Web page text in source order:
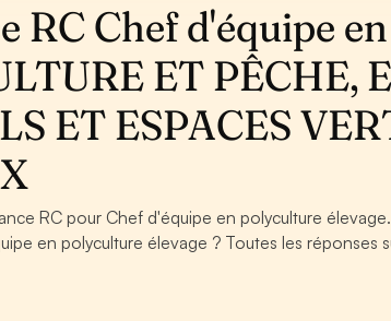
RC Chef d'équipe
ET PÊCHE,
ET ESPACES
RC pour Chef d'équipe en polyculture
en polyculture élevage ? Toutes les réponses